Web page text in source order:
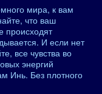
мира, к вам
что ваш
происходят
И если нет
все чувства во
энергий
Инь. Без плотного